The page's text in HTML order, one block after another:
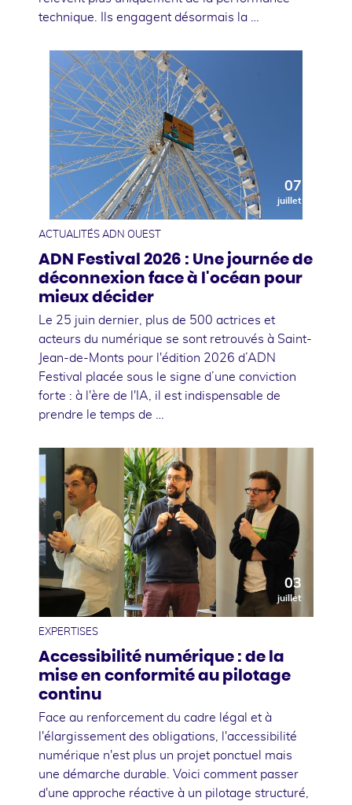
technique. Ils engagent désormais la …
07
juillet
ACTUALITÉS ADN OUEST
ADN Festival 2026 : Une journée de
déconnexion face à l'océan pour
mieux décider
Le 25 juin dernier, plus de 500 actrices et
acteurs du numérique se sont retrouvés à Saint-
Jean-de-Monts pour l'édition 2026 d’ADN
Festival placée sous le signe d’une conviction
forte : à l'ère de l'IA, il est indispensable de
prendre le temps de …
03
juillet
EXPERTISES
Accessibilité numérique : de la
mise en conformité au pilotage
continu
Face au renforcement du cadre légal et à
l'élargissement des obligations, l'accessibilité
numérique n'est plus un projet ponctuel mais
une démarche durable. Voici comment passer
d'une approche réactive à un pilotage structuré,